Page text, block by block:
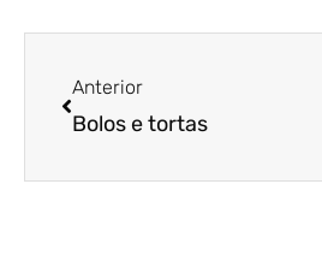
Anterior
Bolos e tortas